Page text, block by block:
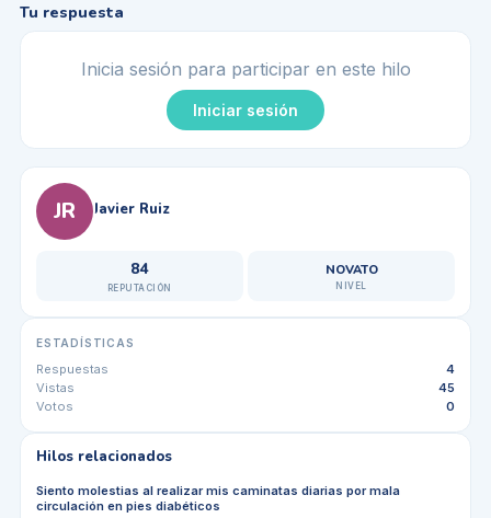
Tu respuesta
Inicia sesión para participar en este hilo
Iniciar sesión
JR Javier Ruiz
84
REPUTACIÓN
NOVATO
NIVEL
ESTADÍSTICAS
Respuestas
4
Vistas
45
Votos
0
Hilos relacionados
Siento molestias al realizar mis caminatas diarias por mala
circulación en pies diabéticos